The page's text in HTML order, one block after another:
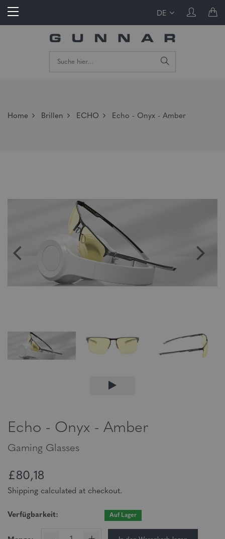
DE
Home Brillen ECHO Echo - Onyx - Amber
Echo - Onyx - Amber
Gaming Glasses
£80,18
Shipping calculated at checkout.
Verfügbarkeit: Auf Lager